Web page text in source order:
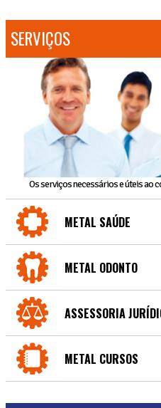
SERVIÇOS
Os serviços necessários e úteis ao
METAL SAÚDE
METAL ODONTO
ASSESSORIA
METAL CURSOS